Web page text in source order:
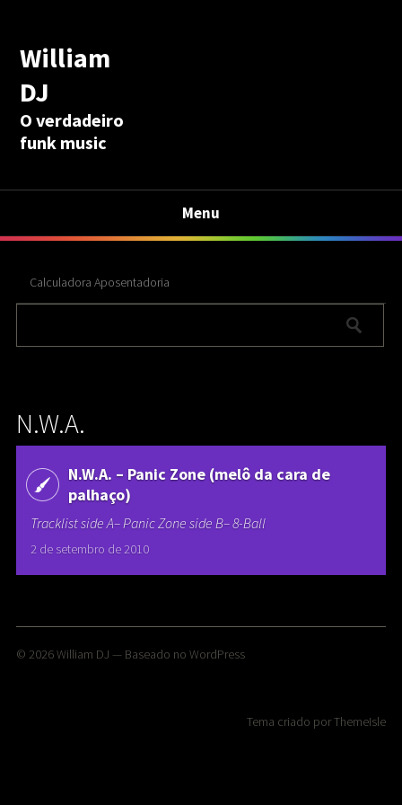
William
DJ
O verdadeiro
funk music
Menu
Calculadora Aposentadoria
N.W.A.
N.W.A. – Panic Zone (melô da cara de
palhaço)
Tracklist side A– Panic Zone side B– 8-Ball
2 de setembro de 2010
© 2026William DJ — Baseado no WordPress
Tema criado porThemeIsle